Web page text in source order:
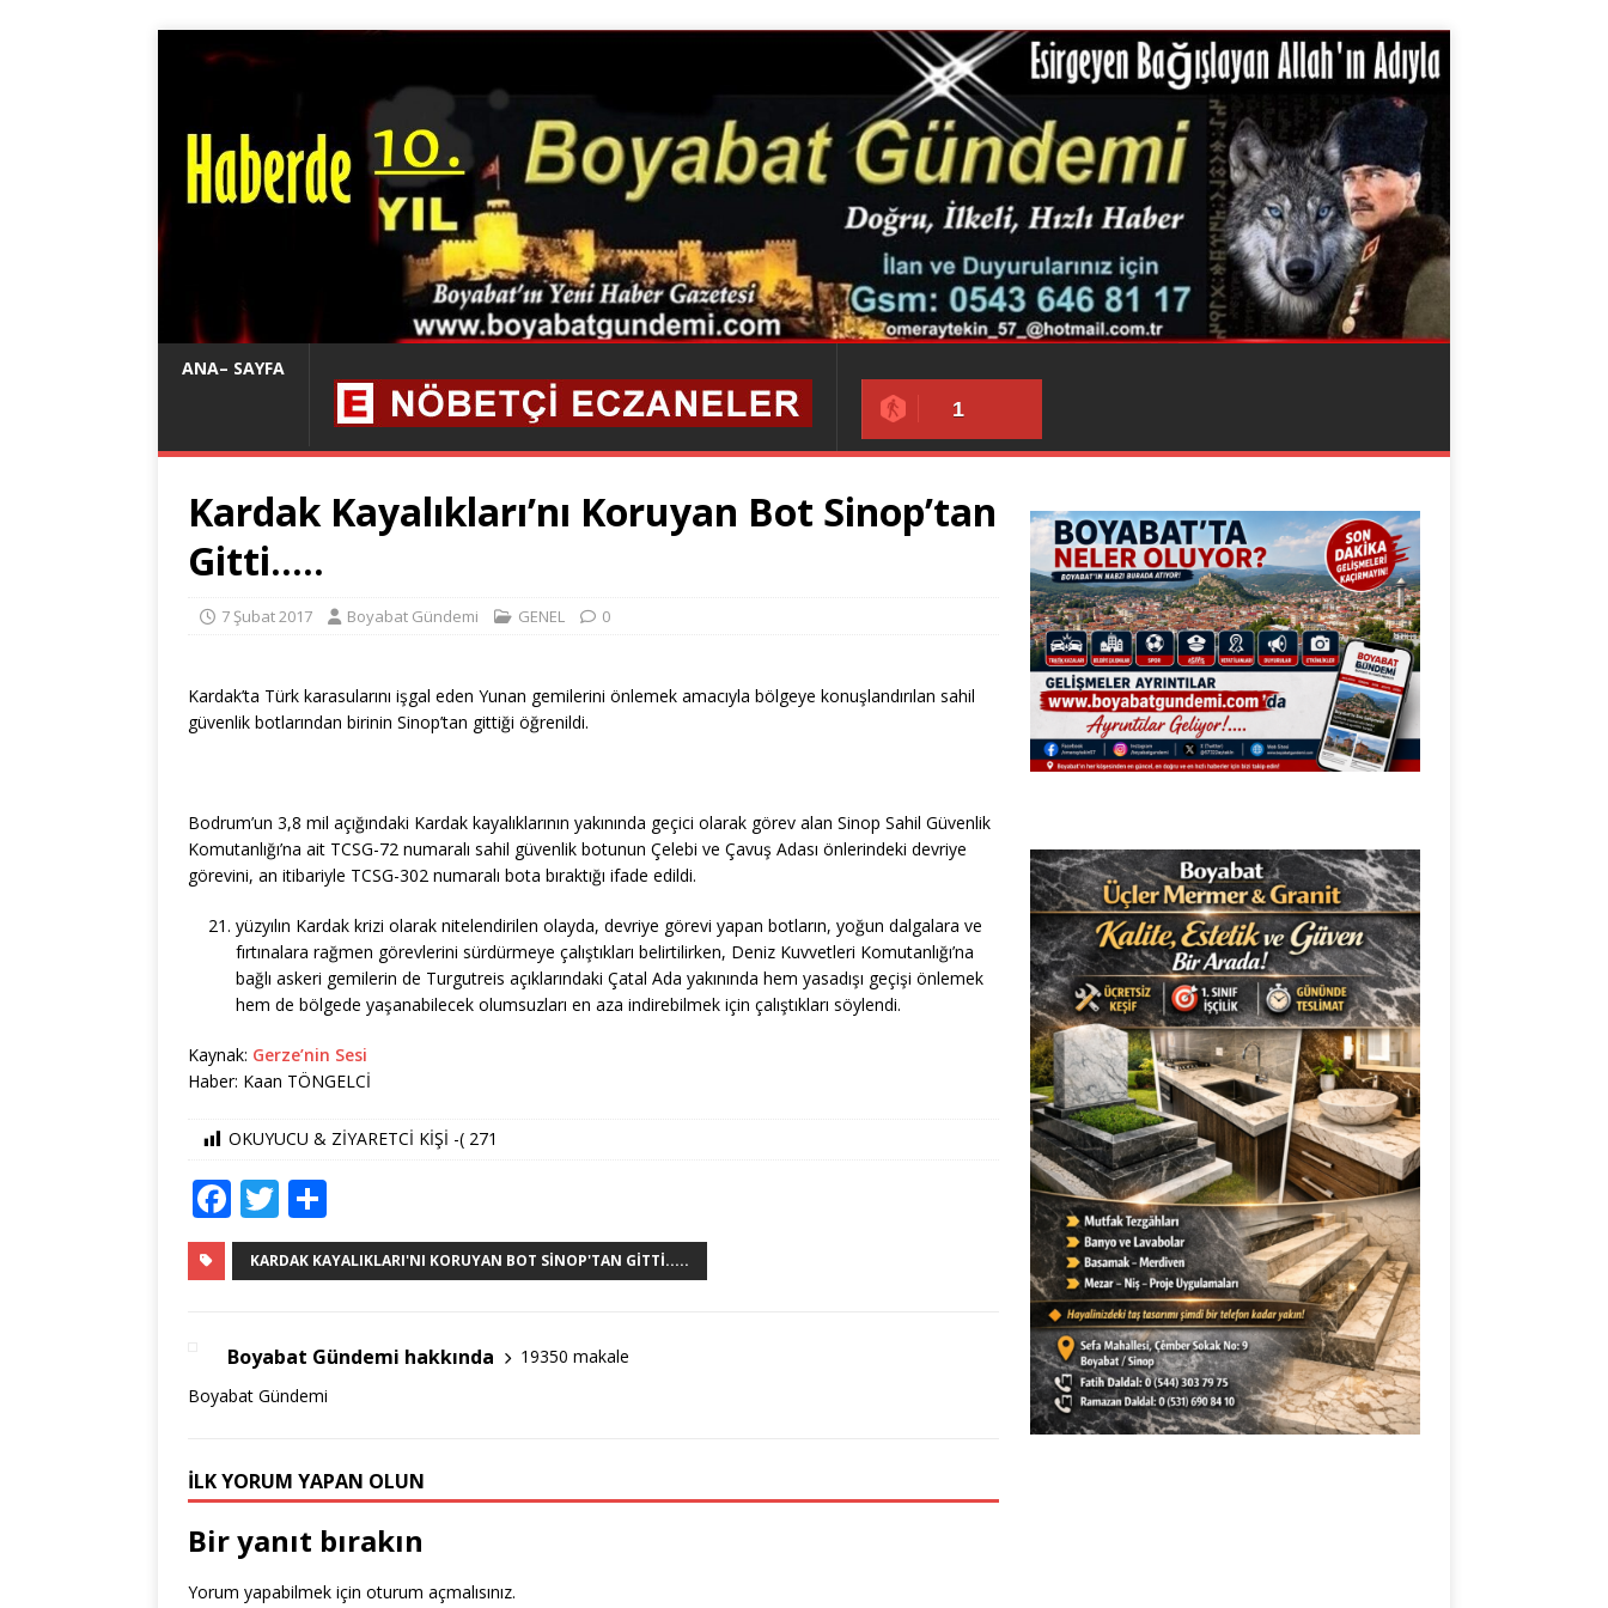
ANA– SAYFA
1
Kardak Kayalıkları’nı Koruyan Bot Sinop’tan
Gitti…..
7 Şubat 2017 Boyabat Gündemi GENEL 0
Kardak’ta Türk karasularını işgal eden Yunan gemilerini önlemek amacıyla bölgeye konuşlandırılan sahil
güvenlik botlarından birinin Sinop’tan gittiği öğrenildi.
Bodrum’un 3,8 mil açığındaki Kardak kayalıklarının yakınında geçici olarak görev alan Sinop Sahil Güvenlik
Komutanlığı’na ait TCSG-72 numaralı sahil güvenlik botunun Çelebi ve Çavuş Adası önlerindeki devriye
görevini, an itibariyle TCSG-302 numaralı bota bıraktığı ifade edildi.
yüzyılın Kardak krizi olarak nitelendirilen olayda, devriye görevi yapan botların, yoğun dalgalara ve
fırtınalara rağmen görevlerini sürdürmeye çalıştıkları belirtilirken, Deniz Kuvvetleri Komutanlığı’na
bağlı askeri gemilerin de Turgutreis açıklarındaki Çatal Ada yakınında hem yasadışı geçişi önlemek
hem de bölgede yaşanabilecek olumsuzları en aza indirebilmek için çalıştıkları söylendi.
Kaynak: Gerze’nin Sesi
Haber: Kaan TÖNGELCİ
OKUYUCU & ZİYARETCİ KİŞİ -( 271
F
a
c
b
o
k
T
w
it
r
h
ar
KARDAK KAYALIKLARI'NI KORUYAN BOT SINOP'TAN GITTI.....
Boyabat Gündemi hakkında
19350 makale
Boyabat Gündemi
İLK YORUM YAPAN OLUN
Bir yanıt bırakın
Yorum yapabilmek için oturum açmalısınız.